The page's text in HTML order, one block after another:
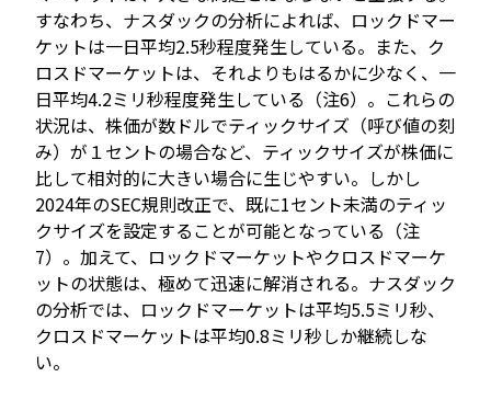
すなわち、ナスダックの分析によれば、ロックドマー
ケットは一日平均2.5秒程度発生している。また、ク
ロスドマーケットは、それよりもはるかに少なく、一
日平均4.2ミリ秒程度発生している（注6）。これらの
状況は、株価が数ドルでティックサイズ（呼び値の刻
み）が１セントの場合など、ティックサイズが株価に
比して相対的に大きい場合に生じやすい。しかし
2024年のSEC規則改正で、既に1セント未満のティッ
クサイズを設定することが可能となっている（注
7）。加えて、ロックドマーケットやクロスドマーケ
ットの状態は、極めて迅速に解消される。ナスダック
の分析では、ロックドマーケットは平均5.5ミリ秒、
クロスドマーケットは平均0.8ミリ秒しか継続しな
い。